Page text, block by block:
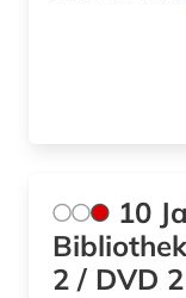
bauen (1)
Schweiz (10)
Slowakei (1)
10
2 / DVD 2